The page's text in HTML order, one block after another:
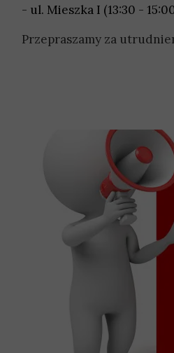
- ul. Mieszka I (13:30 -
Przepraszamy za